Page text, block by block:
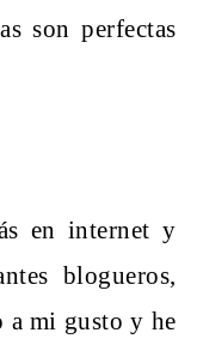
son perfectas
en internet y
blogueros,
a mi gusto y he